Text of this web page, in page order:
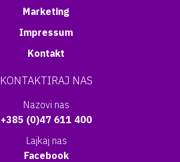
Marketing
Impressum
Kontakt
KONTAKTIRAJ NAS
Nazovi nas
+385 (0)47 611 400
Lajkaj nas
Facebook